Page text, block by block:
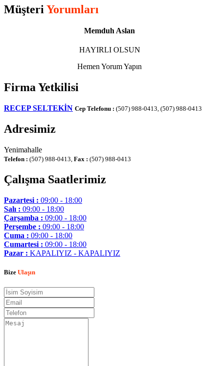
Müşteri Yorumları
Memduh Aslan
HAYIRLI OLSUN
Hemen Yorum Yapın
Firma Yetkilisi
RECEP SELTEKİN Cep Telefonu : (507) 988-0413, (507) 988-0413
Adresimiz
Yenimahalle
Telefon : (507) 988-0413, Fax : (507) 988-0413
Çalışma Saatlerimiz
Pazartesi : 09:00 - 18:00
Salı : 09:00 - 18:00
Çarşamba : 09:00 - 18:00
Perşembe : 09:00 - 18:00
Cuma : 09:00 - 18:00
Cumartesi : 09:00 - 18:00
Pazar : KAPALIYIZ - KAPALIYIZ
Bize Ulaşın